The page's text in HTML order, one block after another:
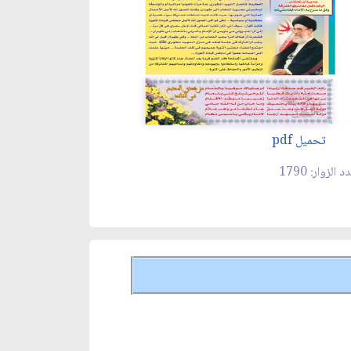
تحميل pdf
الزوار: 1790